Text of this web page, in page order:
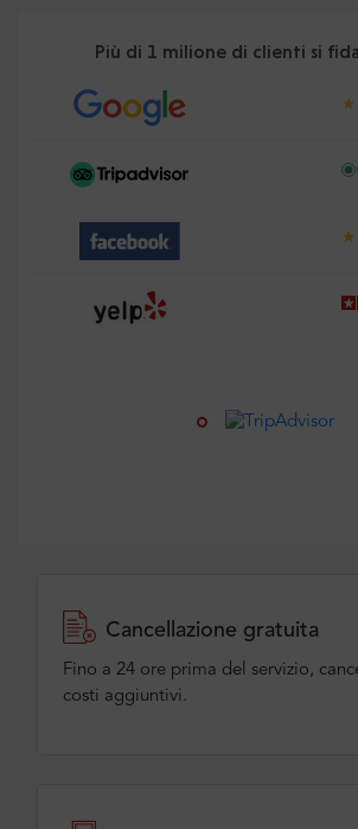
Più di 1 milione di clienti si
Cancellazione gratuita
Fino a 24 ore prima del servizio,
costi aggiuntivi.